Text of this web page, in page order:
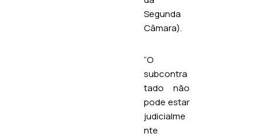
Segunda
Câmara).
“O
subcontra
tado não
pode estar
judicialme
nte